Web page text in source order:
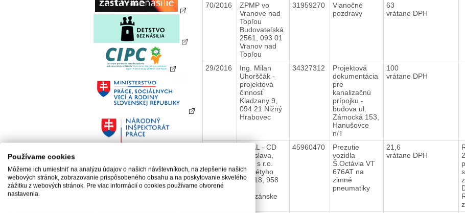
70/2016
ZPMP vo
Vranove nad
Topľou
Budovateľská
2561, 093 01
Vranov nad
Topľou
31959270
Vianočné
pozdravy
63
vrátane DPH
29/2016
Ing. Milan
Uhorščák -
projektová
činnosť
Kladzany 9,
094 21 Nižný
Hrabovec
34327312
Projektová
dokumentácia
pre
kanalizačnú
prípojku -
budova ul.
Zámocká 153,
Hanušovce
n/T
100
vrátane DPH
FINAL - CD
Bratislava,
spol. s r.o.
Škultétyho
437/18, 958
Partizánske
45960470
Prezutie
vozidla
Š.Octávia VT
676AT na
zimné
pneumatiky
21,6
vrátane DPH
Používame cookies
Môžeme ich umiestniť na analýzu údajov o našich návštevníkoch, na zlepšenie našich
webových stránok, zobrazovanie prispôsobeného obsahu a na poskytovanie skvelého
zážitku z webových stránok. Pre viac informácií o cookies používame otvorené
nastavenia.